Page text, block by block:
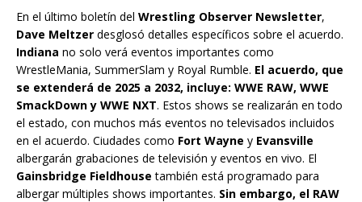
En el último boletín del Wrestling Observer Newsletter,
Dave Meltzer desglosó detalles específicos sobre el acuerdo.
Indiana no solo verá eventos importantes como
WrestleMania, SummerSlam y Royal Rumble. El acuerdo, que
se extenderá de 2025 a 2032, incluye: WWE RAW, WWE
SmackDown y WWE NXT. Estos shows se realizarán en todo
el estado, con muchos más eventos no televisados incluidos
en el acuerdo. Ciudades como Fort Wayne y Evansville
albergarán grabaciones de televisión y eventos en vivo. El
Gainsbridge Fieldhouse también está programado para
albergar múltiples shows importantes. Sin embargo, el RAW